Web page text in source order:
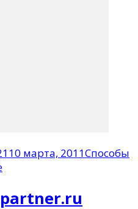
10 марта, 2011Способы